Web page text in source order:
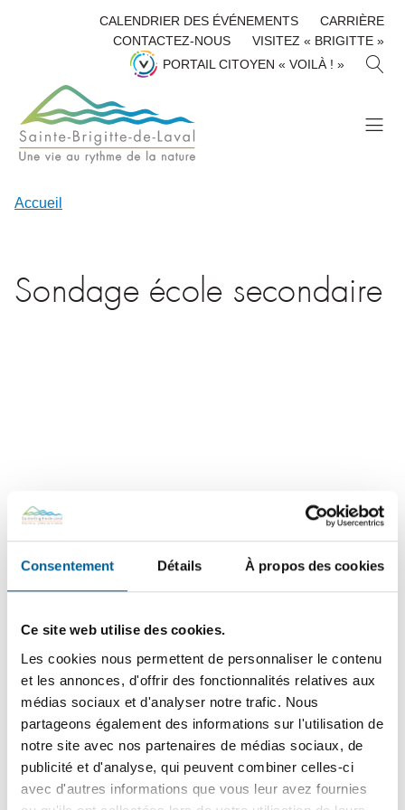
Consentement Détails À propos des cookies
Ce site web utilise des cookies.
Les cookies nous permettent de personnaliser le contenu
et les annonces, d'offrir des fonctionnalités relatives aux
médias sociaux et d'analyser notre trafic. Nous
partageons également des informations sur l'utilisation de
notre site avec nos partenaires de médias sociaux, de
publicité et d'analyse, qui peuvent combiner celles-ci
avec d'autres informations que vous leur avez fournies
CALENDRIER DES ÉVÉNEMENTS
CARRIÈRE
CONTACTEZ-NOUS
VISITEZ « BRIGITTE »
PORTAIL CITOYEN « VOILÀ ! »
H
Accueil
Sondage école secondaire